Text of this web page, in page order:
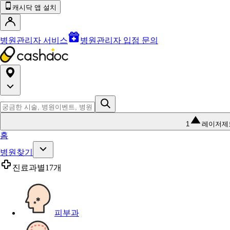
캐시닥 앱 설치
병원관리자 서비스 병원관리자 입점 문의
1 레이저제
홈
병원찾기
진료과별17개
피부과